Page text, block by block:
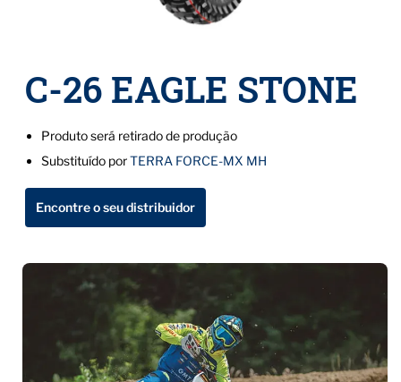
C-26 EAGLE STONE
Produto será retirado de produção
Substituído porTERRA FORCE-MX MH
Encontre o seu distribuidor